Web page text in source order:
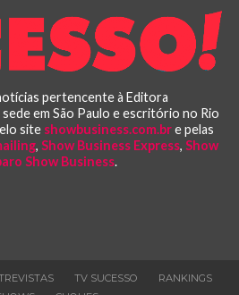
pertencente à Editora
em São Paulo e escritório no Rio
site showbusiness.com.bre pelas
, Show Business Express, Show
Show Business.
TV SUCESSO
RANKINGS